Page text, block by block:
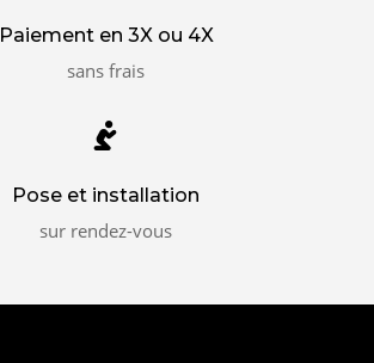
Paiement en 3X ou 4X
sans frais

Pose et installation
sur rendez-vous